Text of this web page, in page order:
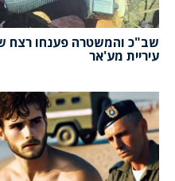
שב"כ והמשטרה פענחו רצח
עיריית מע'אר